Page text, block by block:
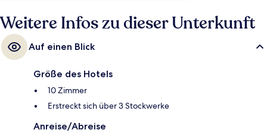
Weitere Infos zu dieser Unterkunft
Auf einen Blick
Größe des Hotels
10 Zimmer
Erstreckt sich über 3 Stockwerke
Anreise/Abreise